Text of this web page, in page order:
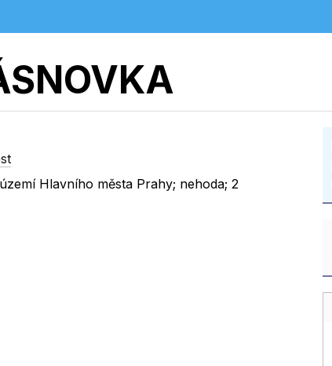
Hlavního města Prahy; nehoda; 2